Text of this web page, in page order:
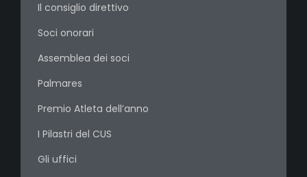
Il consiglio direttivo
Soci onorari
Assemblea dei soci
Palmares
Premio Atleta dell’anno
I Pilastri del CUS
Gli uffici